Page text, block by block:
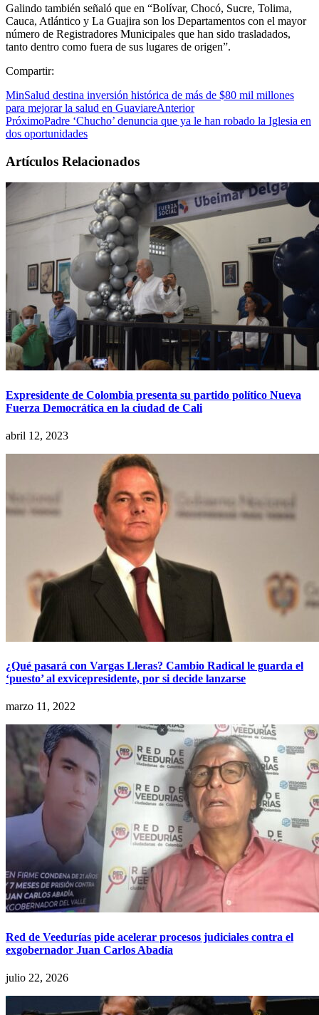
Galindo también señaló que en “Bolívar, Chocó, Sucre, Tolima,
Cauca, Atlántico y La Guajira son los Departamentos con el mayor
número de Registradores Municipales que han sido trasladados,
tanto dentro como fuera de sus lugares de origen”.
Compartir:
MinSalud destina inversión histórica de más de $80 mil millones
para mejorar la salud en GuaviareAnterior
PróximoPadre ‘Chucho’ denuncia que ya le han robado la Iglesia en
dos oportunidades
Artículos Relacionados
Expresidente de Colombia presenta su partido político Nueva
Fuerza Democrática en la ciudad de Cali
abril 12, 2023
¿Qué pasará con Vargas Lleras? Cambio Radical le guarda el
‘puesto’ al exvicepresidente, por si decide lanzarse
marzo 11, 2022
Red de Veedurías pide acelerar procesos judiciales contra el
exgobernador Juan Carlos Abadía
julio 22, 2026